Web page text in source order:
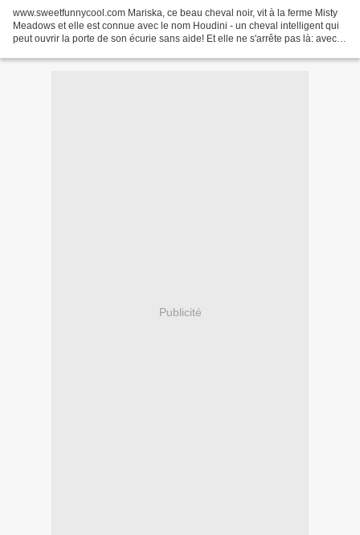
www.sweetfunnycool.com Mariska, ce beau cheval noir, vit à la ferme Misty
Meadows et elle est connue avec le nom Houdini - un cheval intelligent qui
peut ouvrir la porte de son écurie sans aide! Et elle ne s'arrête pas là: avec
Publicité